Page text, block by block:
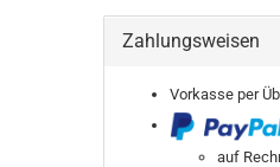
Zahlungsweisen
Vorkasse per
auf